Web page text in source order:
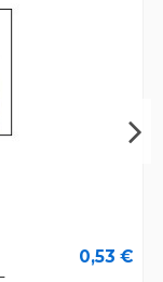
0,53 €